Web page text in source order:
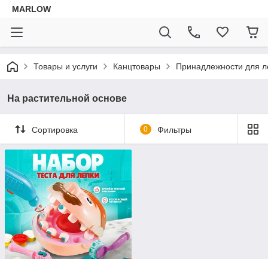
MARLOW
Товары и услуги Канцтовары Принадлежности для
На растительной основе
Сортировка 0 Фильтры